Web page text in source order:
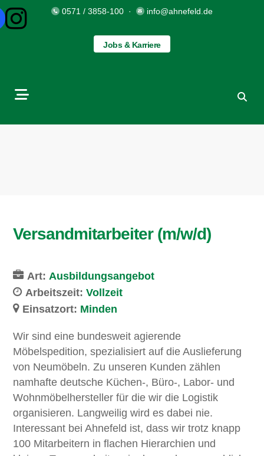
0571 / 3858-100 · info@ahnefeld.de
Jobs & Karriere
Versandmitarbeiter (m/w/d)
Art:Ausbildungsangebot
Arbeitszeit:Vollzeit
Einsatzort: Minden
Wir sind eine bundesweit agierende
Möbelspedition, spezialisiert auf die Auslieferung
von Neumöbeln. Zu unseren Kunden zählen
namhafte deutsche Küchen-, Büro-, Labor- und
Wohnmöbelhersteller für die wir die Logistik
organisieren. Langweilig wird es dabei nie.
Interessant bei Ahnefeld ist, dass wir trotz knapp
100 Mitarbeitern in flachen Hierarchien und